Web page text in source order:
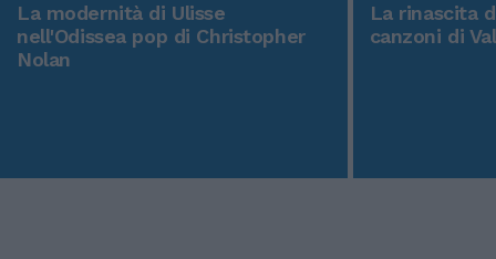
La modernità di Ulisse
nell'Odissea pop di Christopher
Nolan
La rinascita
canzoni di